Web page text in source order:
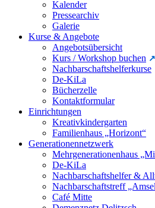
Kalender
Pressearchiv
Galerie
Kurse & Angebote
Angebotsübersicht
Kurs / Workshop buchen
Nachbarschaftshelferkurse
De-KiLa
Bücherzelle
Kontaktformular
Einrichtungen
Kreativkindergarten
Familienhaus „Horizont“
Generationennetzwerk
Mehrgenerationenhaus
De-KiLa
Nachbarschaftshelfer &
Nachbarschaftstreff
Café Mitte